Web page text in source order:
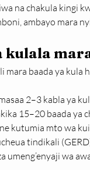
na chakula kingi
ambayo mara
kulala
mara baada ya
2–3 kabla ya
15–20 baada ya
kutumia mto wa
tindikali
umeng’enyaji wa